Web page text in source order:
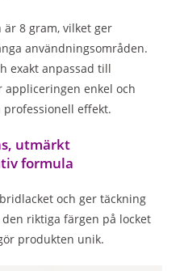
8 gram, vilket ger
användningsområden.
exakt anpassad till
appliceringen enkel och
effekt.
utmärkt
formula
och ger täckning
riktiga färgen på locket
produkten unik.